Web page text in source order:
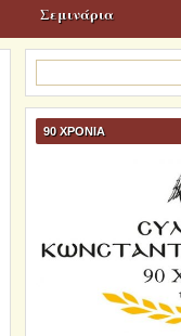
Σεμινάρια
για:
90 ΧΡΟΝΙΑ